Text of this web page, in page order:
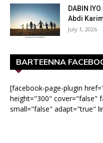
DABIN
Abdi
July 1, 2026
BARTEENNA
[facebook-page-plugin
height="300" cover="false"
small="false" adapt="true"